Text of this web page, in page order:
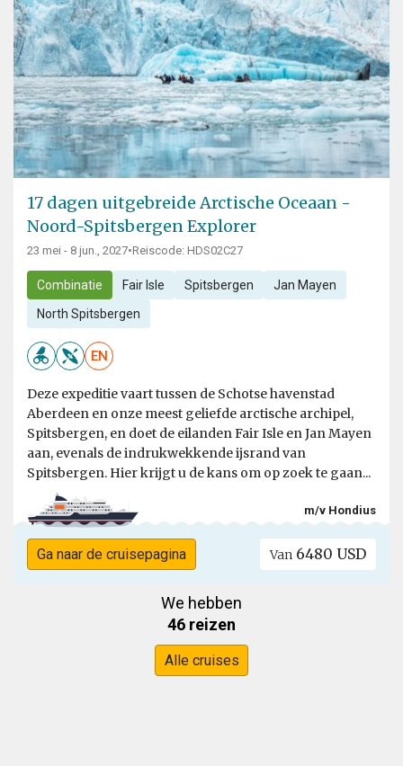
17 dagen uitgebreide Arctische Oceaan -
Noord-Spitsbergen Explorer
23 mei - 8 jun., 2027•Reiscode: HDS02C27
Combinatie Fair Isle Spitsbergen Jan Mayen
North Spitsbergen
EN
Deze expeditie vaart tussen de Schotse havenstad
Aberdeen en onze meest geliefde arctische archipel,
Spitsbergen, en doet de eilanden Fair Isle en Jan Mayen
aan, evenals de indrukwekkende ijsrand van
Spitsbergen. Hier krijgt u de kans om op zoek te gaan...
m/v Hondius
Ga naar de cruisepagina Van 6480 USD
We hebben
46 reizen
Alle cruises